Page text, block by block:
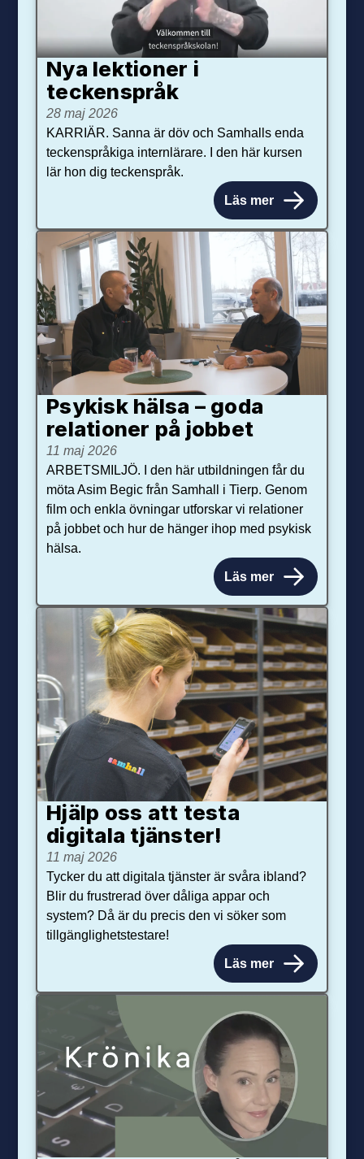
Nya lektioner i
teckenspråk
28 maj 2026
KARRIÄR. Sanna är döv och Samhalls enda
teckenspråkiga internlärare. I den här kursen
lär hon dig teckenspråk.
Läs mer
Psykisk hälsa – goda
relationer på jobbet
11 maj 2026
ARBETSMILJÖ. I den här utbildningen får du
möta Asim Begic från Samhall i Tierp. Genom
film och enkla övningar utforskar vi relationer
på jobbet och hur de hänger ihop med psykisk
hälsa.
Läs mer
Hjälp oss att testa
digitala tjänster!
11 maj 2026
Tycker du att digitala tjänster är svåra ibland?
Blir du frustrerad över dåliga appar och
system? Då är du precis den vi söker som
tillgänglighetstestare!
Läs mer